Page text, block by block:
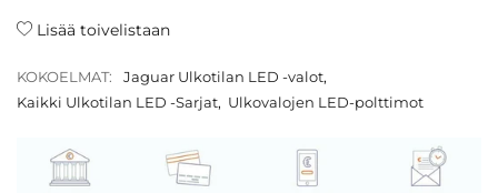
Lisää toivelistaan
KOKOELMAT: Jaguar Ulkotilan LED -valot,
Kaikki Ulkotilan LED -Sarjat, Ulkovalojen LED-polttimot